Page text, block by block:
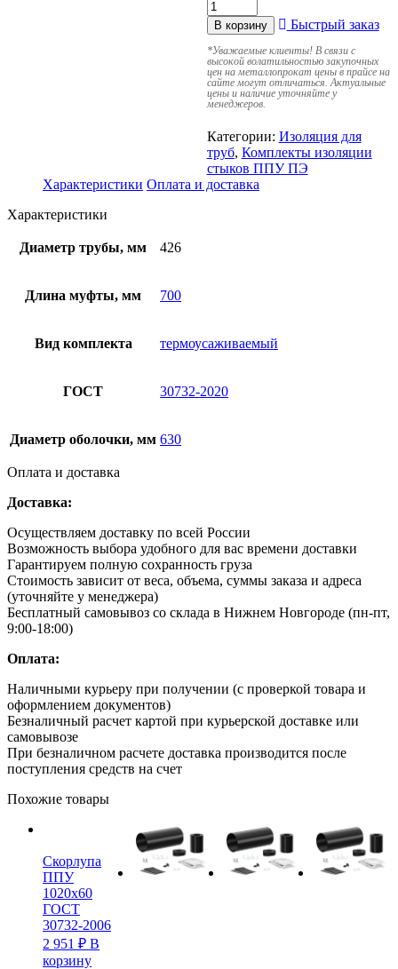
В корзину Быстрый заказ
*Уважаемые клиенты! В связи с
высокой волатильностью закупочных
цен на металлопрокат цены в прайсе на
сайте могут отличаться. Актуальные
цены и наличие уточняйте у
менеджеров.
Категории: Изоляция для
труб, Комплекты изоляции
стыков ППУ ПЭ
Характеристики Оплата и доставка
Характеристики
Диаметр трубы, мм 426
Длина муфты, мм 700
Вид комплекта термоусаживаемый
ГОСТ 30732-2020
Диаметр оболочки, мм 630
Оплата и доставка
Доставка:
Осуществляем доставку по всей России
Возможность выбора удобного для вас времени доставки
Гарантируем полную сохранность груза
Стоимость зависит от веса, объема, суммы заказа и адреса
(уточняйте у менеджера)
Бесплатный самовывоз со склада в Нижнем Новгороде (пн-пт,
9:00-18:00)
Оплата:
Наличными курьеру при получении (с проверкой товара и
оформлением документов)
Безналичный расчет картой при курьерской доставке или
самовывозе
При безналичном расчете доставка производится после
поступления средств на счет
Похожие товары
Скорлупа
ППУ
1020х60
ГОСТ
30732-2006
2 951 ₽ В
корзину